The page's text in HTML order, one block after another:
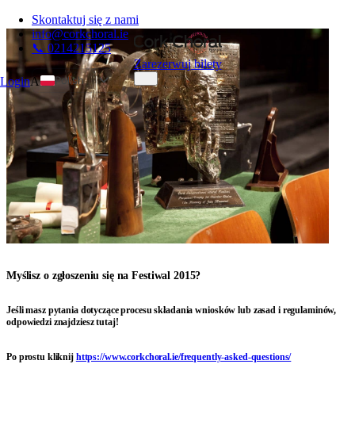
Skontaktuj się z nami
info@corkchoral.ie
📞 0214215125
LoginA
Polish
English
Bulgarian
Czech
Danish
German
Greek
Spanish
French
Hungarian
Italian
Portuguese
Zarezerwuj bilety
Myślisz o zgłoszeniu się na Festiwal 2015?
Jeśli masz pytania dotyczące procesu składania wniosków lub zasad i regulaminów,
odpowiedzi znajdziesz tutaj!
Po prostu kliknij https://www.corkchoral.ie/frequently-asked-questions/